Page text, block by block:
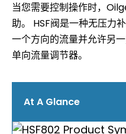
当您需要控制操作时，
助。 HSF阀是一种无压力
一个方向的流量并允许另
单向流量调节器。
At A Glance